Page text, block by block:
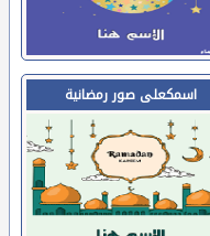
اسمكعلى صور رمضانية